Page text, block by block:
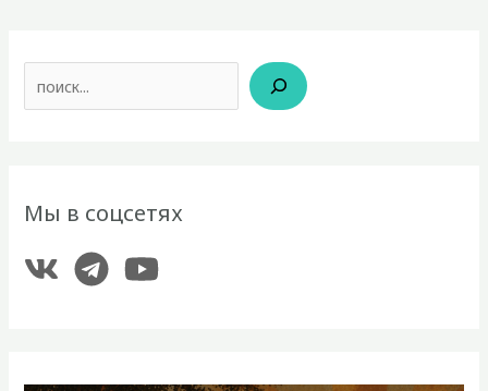
Мы в соцсетях